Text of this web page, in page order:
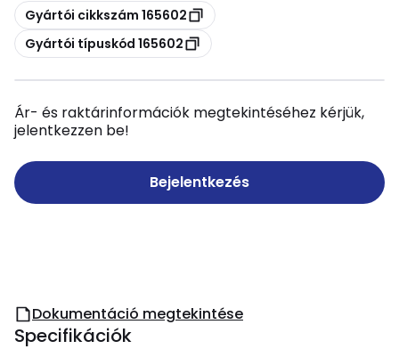
Másolás
Gyártói cikkszám 165602
Másolás
Gyártói típuskód 165602
Ár- és raktárinformációk megtekintéséhez kérjük,
jelentkezzen be!
Bejelentkezés
Dokumentáció megtekintése
Specifikációk